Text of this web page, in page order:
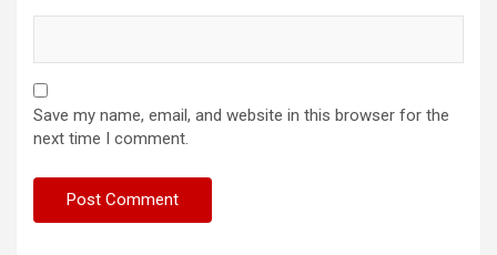
Save my name, email, and website in this browser for the
next time I comment.